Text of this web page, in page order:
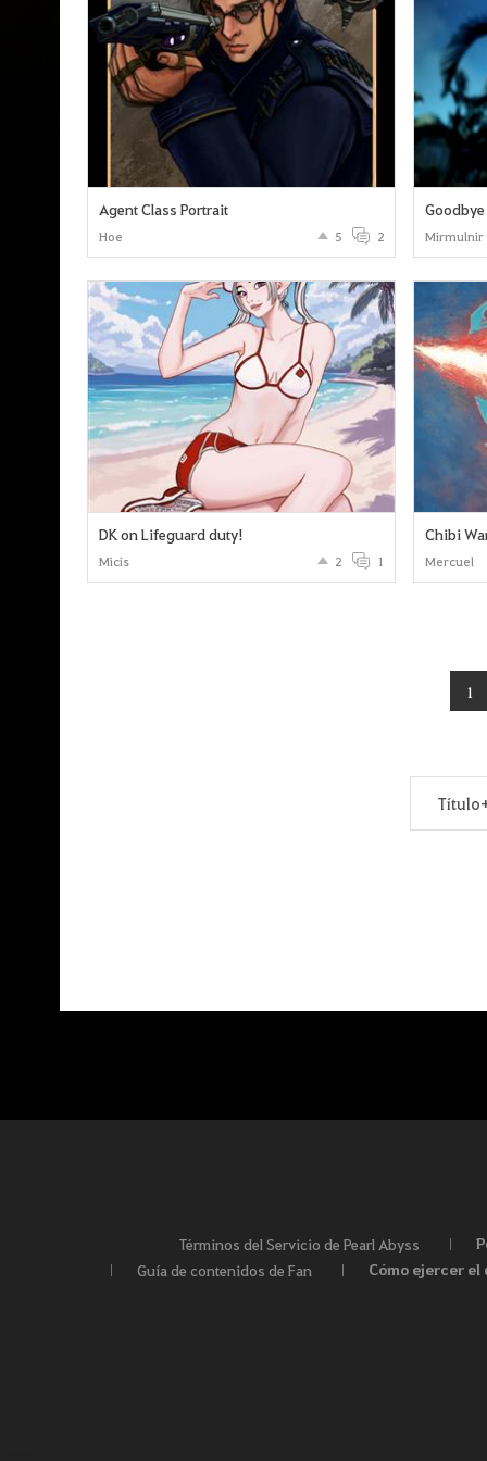
Agent Class Portrait
Hoe 5 2 Mirmulnir
DK on Lifeguard duty!
Micis 2 1
Chibi
Mercuel
1
Términos del Servicio de Pearl Abyss
Guía de contenidos de Fan
Cómo ejercer